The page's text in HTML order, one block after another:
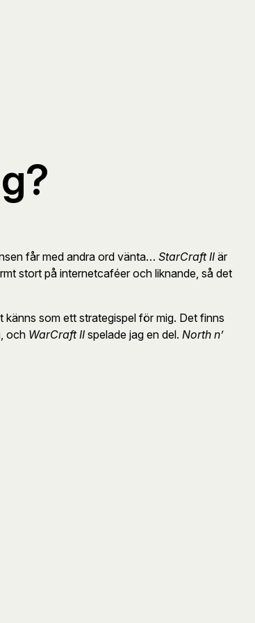
får med andra ord vänta… StarCraft II är
stort på internetcaféer och liknande, så det
som ett strategispel för mig. Det finns
och WarCraft II spelade jag en del. North n’